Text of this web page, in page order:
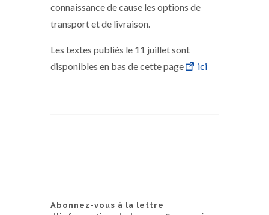
connaissance de cause les options de
transport et de livraison.
Les textes publiés le 11 juillet sont
disponibles en bas de cette page
ici
Abonnez-vous à la lettre